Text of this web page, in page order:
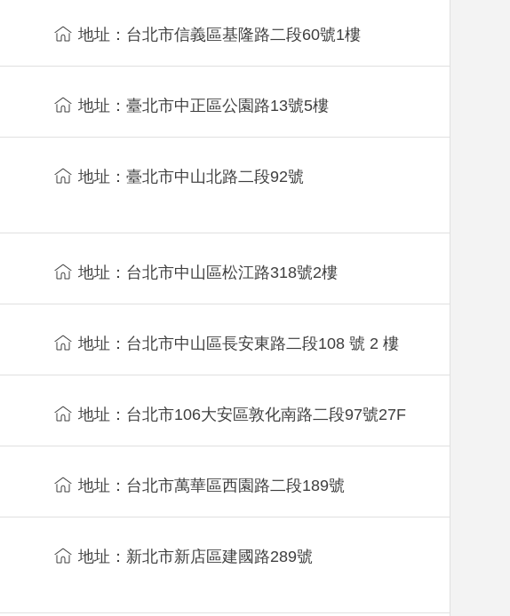
地址：台北市信義區基隆路二段60號1樓
地址：臺北市中正區公園路13號5樓
地址：臺北市中山北路二段92號
地址：台北市中山區松江路318號2樓
地址：台北市中山區長安東路二段108 號 2 樓
地址：台北市106大安區敦化南路二段97號27F
地址：台北市萬華區西園路二段189號
地址：新北市新店區建國路289號